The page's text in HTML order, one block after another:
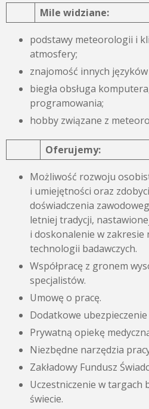
Mile widziane:
podstawy meteorologii i
atmosfery;
znajomość innych języków
biegła obsługa
programowania;
hobby związane z
Oferujemy:
Możliwość rozwoju
i umiejętności oraz
doświadczenia
letniej tradycji,
i doskonalenie w zakresie
technologii badawczych.
Współpracę z gronem
specjalistów.
Umowę o pracę.
Dodatkowe ubezpieczenie
Prywatną opiekę
Niezbędne narzędzia
Zakładowy Fundusz
Uczestniczenie w targach
świecie.